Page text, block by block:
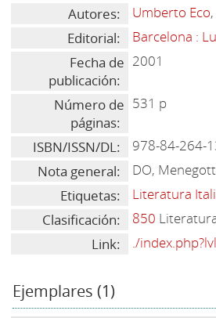
Autores: Umberto Eco
Editorial:
Barcelona :
Fecha de
publicación:
2001
Número de
páginas:
531 p
ISBN/ISSN/DL:
978-84-264-
Nota general:
DO,
Etiquetas:
Literatura
Clasificación:
850
Link:
./
Ejemplares (1)